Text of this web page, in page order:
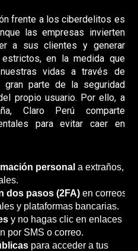
frente a los ciberdelitos es
las empresas invierten
a sus clientes y generar
en la medida que
vidas a través de
gran parte de la seguridad
propio usuario. Por ello, a
Claro Perú comparte
para evitar caer en
personal a extraños, ni
dos pasos (2FA) en correos
y plataformas bancarias.
y no hagas clic en enlaces
por SMS o correo.
para acceder a tus